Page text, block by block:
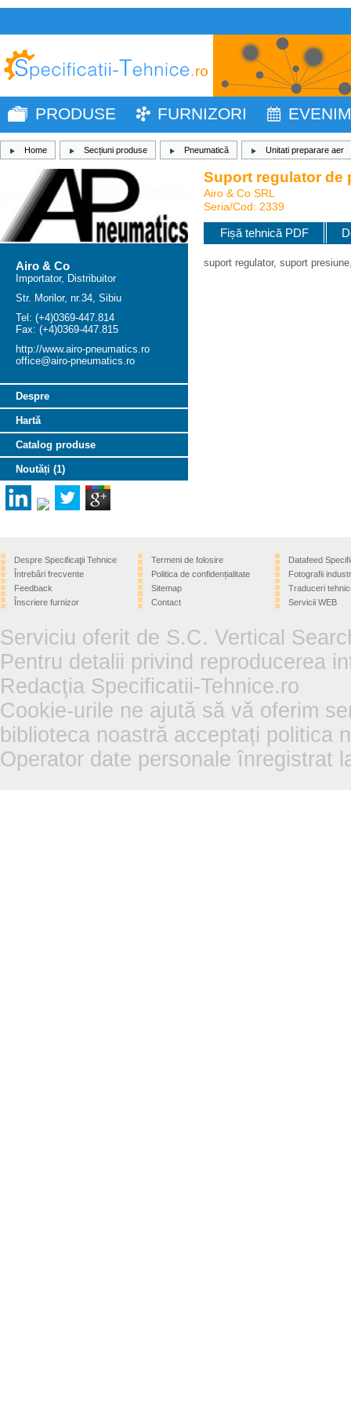
PRODUSE FURNIZORI
Home Secțiuni produse Pneumatică Unitati preparare aer
Airo & Co
Importator, Distribuitor
Str. Morilor, nr.34, Sibiu
Tel: (+4)0369-447.814
Fax: (+4)0369-447.815
http://www.airo-pneumatics.ro
office@airo-pneumatics.ro
Despre
Hartă
Catalog produse
Noutăți (1)
Suport regulator de
Airo & Co SRL
Seria/Cod: 2339
Fișă tehnică PDF
suport regulator, suport
Despre Specificaţii Tehnice
Întrebări frecvente
Feedback
Înscriere furnizor
Termeni de folosire
Politica de confidențialitate
Sitemap
Contact
Datafeed
Fotografii
Traduceri
Servicii WEB
Serviciu oferit de S.C. Vertical
Pentru detalii privind reproducerea
Redacţia Specificatii-Tehnice.ro
Cookie-urile ne ajută să vă oferim
biblioteca noastră acceptați politica
Operator date personale înregistrat